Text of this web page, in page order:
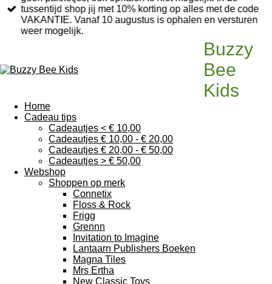
tussentijd shop jij met 10% korting op alles met de code
VAKANTIE. Vanaf 10 augustus is ophalen en versturen
weer mogelijk.
Buzzy
Bee
Kids
Home
Cadeau tips
Cadeautjes < € 10,00
Cadeautjes € 10,00 - € 20,00
Cadeautjes € 20,00 - € 50,00
Cadeautjes > € 50,00
Webshop
Shoppen op merk
Connetix
Floss & Rock
Frigg
Grennn
Invitation to Imagine
Lantaarn Publishers Boeken
Magna Tiles
Mrs Ertha
New Classic Toys